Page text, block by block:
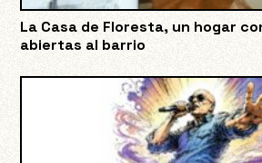
La Casa de Floresta, un hogar
abiertas al barrio